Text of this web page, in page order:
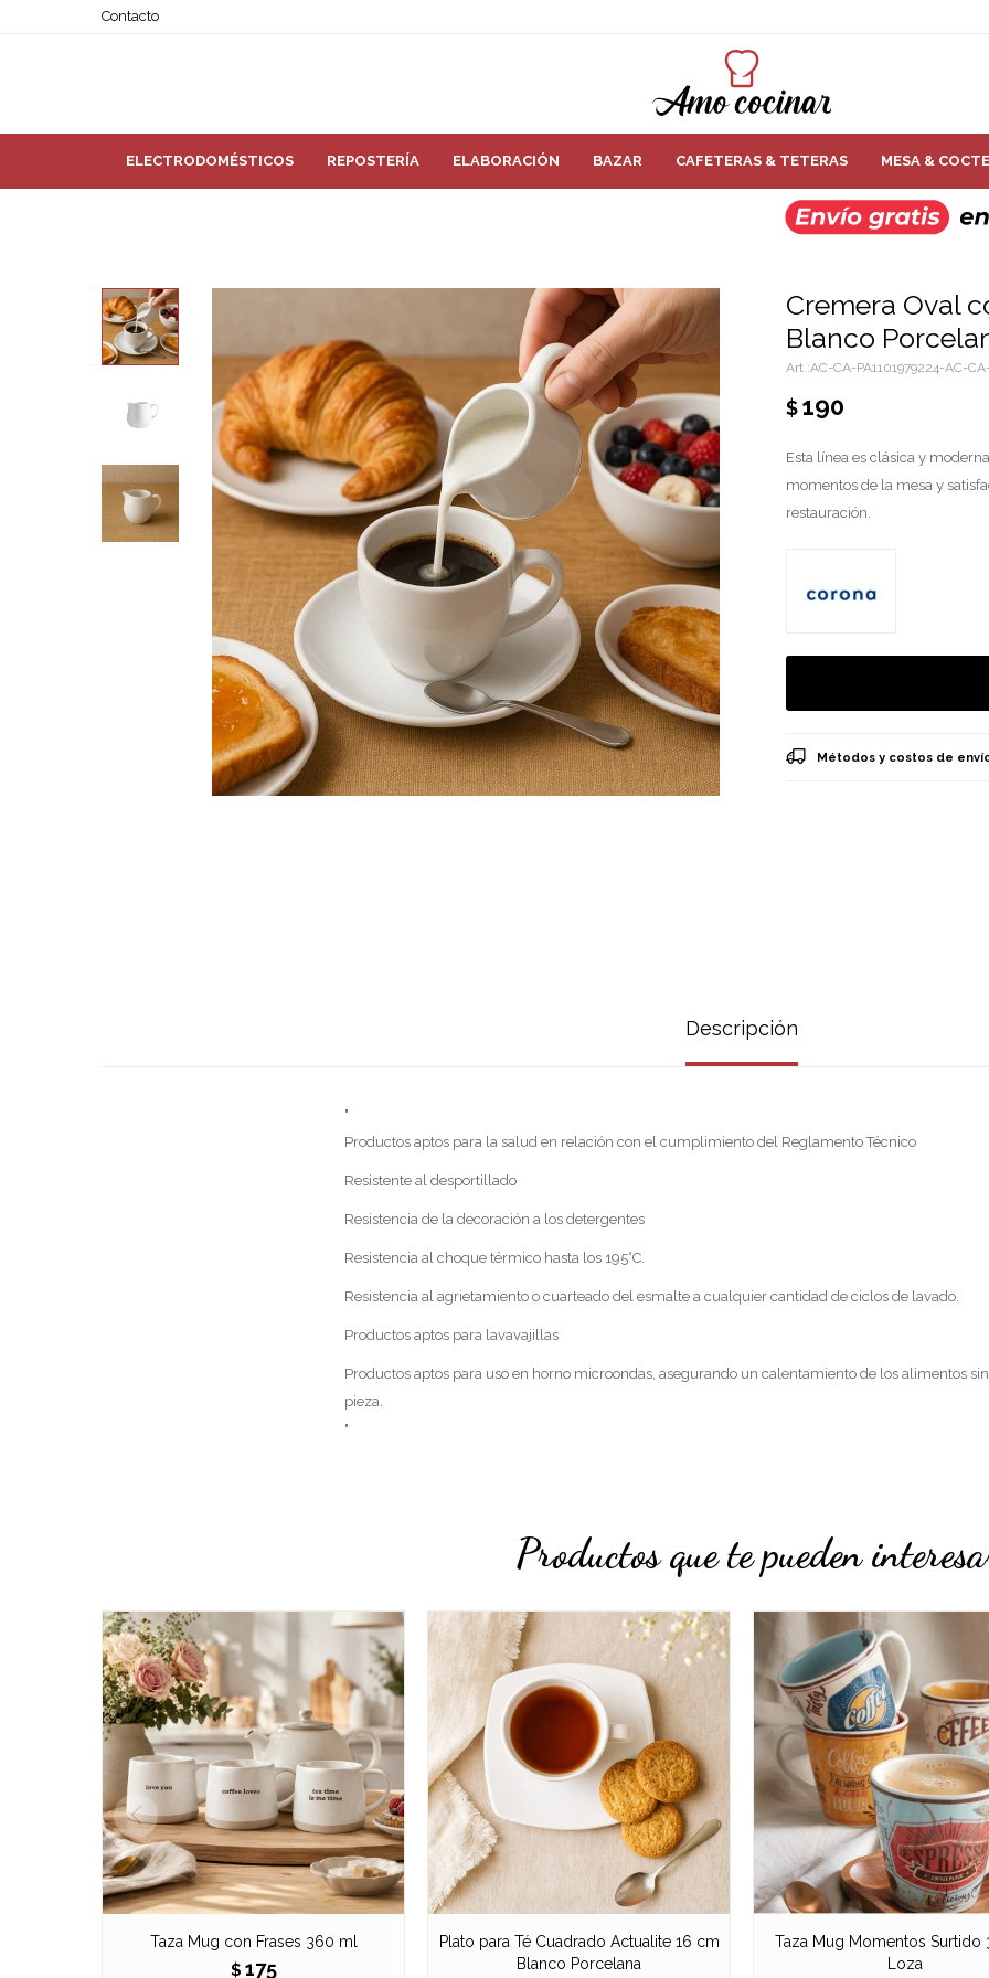
ELECTRODOMÉSTICOS REPOSTERÍA ELABORACIÓN BAZAR CAFETERAS & TETERAS MESA &
Contacto
Cremera Oval
Blanco
AC-CA-PA1101979224-AC-
$190
Esta línea es clásica y
momentos de la mesa y
restauración.
Métodos y costos de
Descripción
"
Productos aptos para la salud en relación con el cumplimiento del Reglamento Técnico
Resistente al desportillado
Resistencia de la decoración a los detergentes
Resistencia al choque térmico hasta los 195°C.
Resistencia al agrietamiento o cuarteado del esmalte a cualquier cantidad de ciclos de lavado.
Productos aptos para lavavajillas
Productos aptos para uso en horno microondas, asegurando un calentamiento de los alimentos
pieza.
"
Productos que te pueden
Taza Mug con Frases 360 ml
$ 175
Plato para Té Cuadrado Actualite 16 cm
Blanco Porcelana
Taza Mug Momentos Surtido
Loza